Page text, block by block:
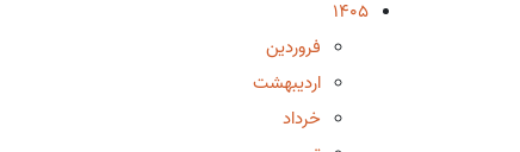
1405
فروردین
اردیبهشت
خرداد